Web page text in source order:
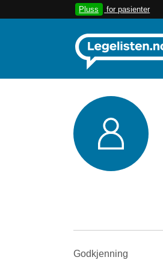
Pluss for pasienter
Godkjenning